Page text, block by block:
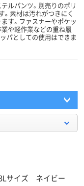
ルパンツ。別売りのポリ
。素材は汚れがつきにく
す。ファスナーやポケッ
や軽作業などの重ね履
パとしての使用はできま
サイズ ネイビー